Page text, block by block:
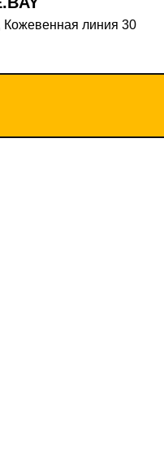
Кожевенная линия 30